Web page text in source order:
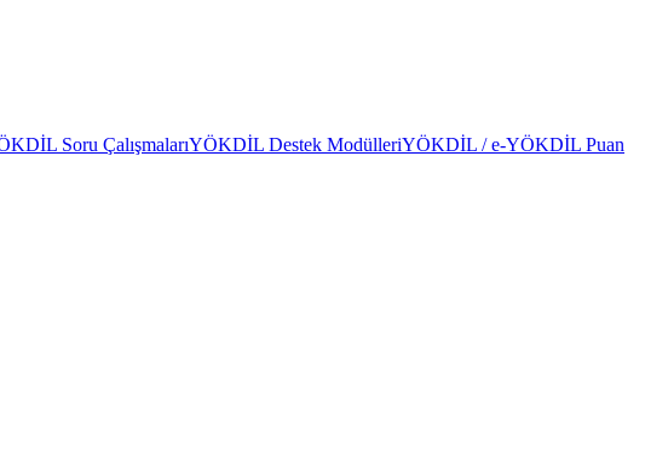
Soru ÇalışmalarıYÖKDİL Destek ModülleriYÖKDİL / e-YÖKDİL Puan